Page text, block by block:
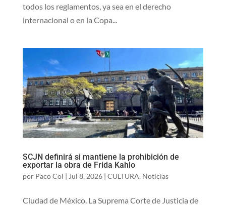
todos los reglamentos, ya sea en el derecho
internacional o en la Copa...
SCJN definirá si mantiene la prohibición de
exportar la obra de Frida Kahlo
por Paco Col | Jul 8, 2026| CULTURA, Noticias
Ciudad de México. La Suprema Corte de Justicia de